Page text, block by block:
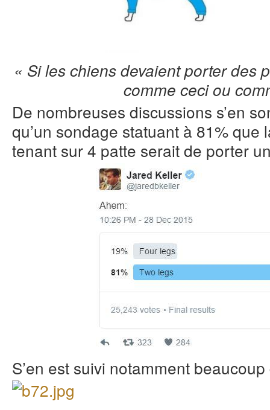
« Si les chiens devaient porter des
comme ceci ou
De nombreuses discussions s’en
qu’un sondage statuant à 81% que
tenant sur 4 patte serait de porter
S’en est suivi notamment